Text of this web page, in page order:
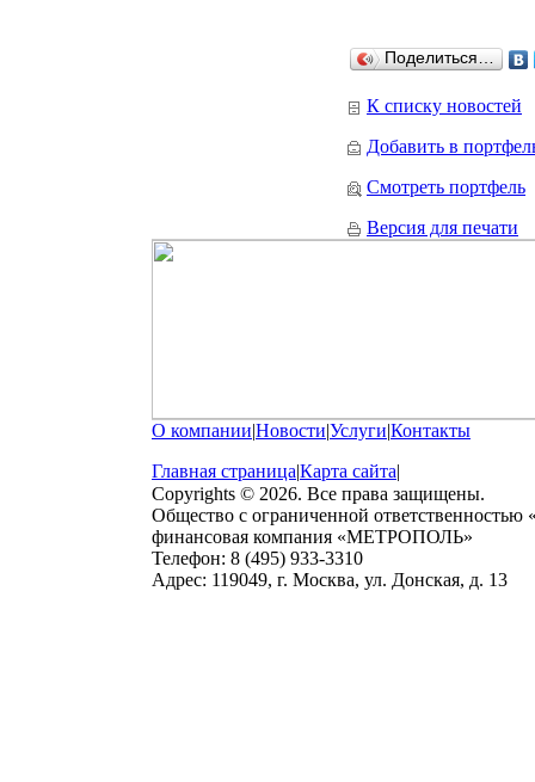
Поделиться…
К списку новостей
Добавить в
Смотреть портфель
Версия для печати
О компании|Новости|Услуги|Контакты
Главная страница|Карта сайта|
Copyrights © 2026. Все права защищены.
Общество с ограниченной ответственностью
финансовая компания «МЕТРОПОЛЬ»
Телефон: 8 (495) 933-3310
Адрес: 119049, г. Москва, ул. Донская, д. 13